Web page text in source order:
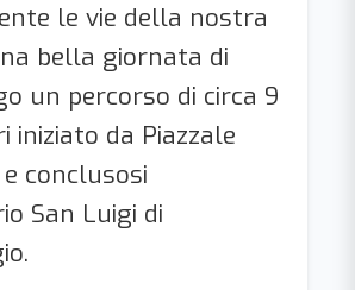
le vie della nostra
bella giornata di
un percorso di circa 9
iniziato da Piazzale
conclusosi
San Luigi di